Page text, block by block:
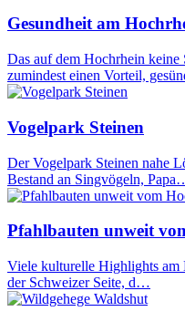
Gesundheit am
Das auf dem Hochrhein
zumindest einen Vorteil,
Vogelpark Steinen
Der Vogelpark Steinen nahe
Bestand an Singvögeln,
Pfahlbauten unweit
Viele kulturelle Highlights
der Schweizer Seite, d…